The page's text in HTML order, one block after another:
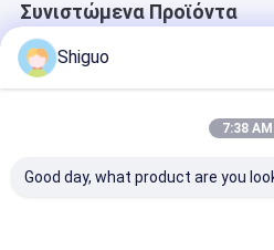
Συνιστώμενα Προϊόντα
Shiguo
7:38 AM
Good day, what product are you